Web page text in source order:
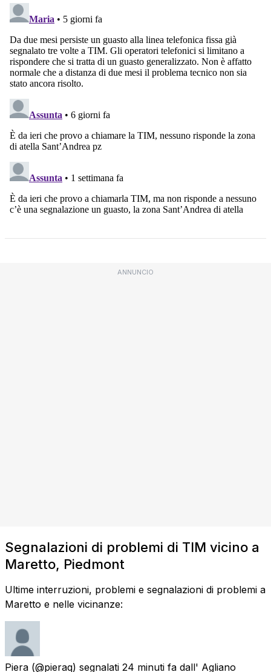
ANNUNCIO
Segnalazioni di problemi di TIM vicino a
Maretto, Piedmont
Ultime interruzioni, problemi e segnalazioni di problemi a
Maretto e nelle vicinanze:
Piera (@pieraq) segnalati 24 minuti fa dall' Agliano